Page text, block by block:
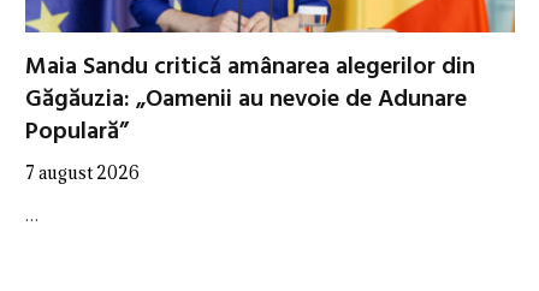
Maia Sandu critică amânarea alegerilor din
Găgăuzia: „Oamenii au nevoie de Adunare
Populară”
7 august 2026
…